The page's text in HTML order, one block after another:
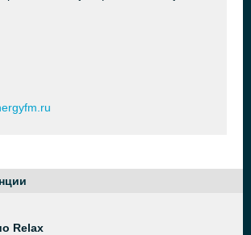
Relax